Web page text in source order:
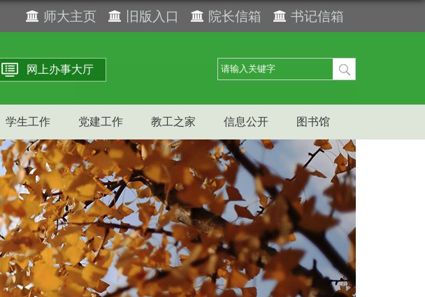
师大主页 旧版入口 院长信箱 书记信箱
网上办事大厅
学生工作 党建工作 教工之家 信息公开 图书馆